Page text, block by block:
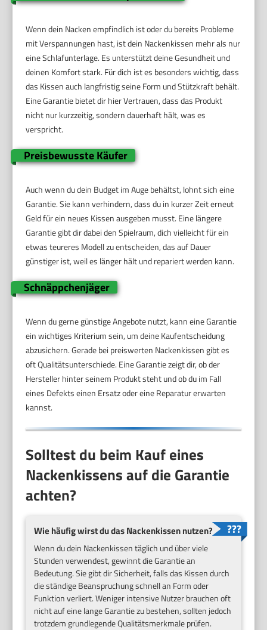
Wenn dein Nacken empfindlich ist oder du bereits Probleme
mit Verspannungen hast, ist dein Nackenkissen mehr als nur
eine Schlafunterlage. Es unterstützt deine Gesundheit und
deinen Komfort stark. Für dich ist es besonders wichtig, dass
das Kissen auch langfristig seine Form und Stützkraft behält.
Eine Garantie bietet dir hier Vertrauen, dass das Produkt
nicht nur kurzzeitig, sondern dauerhaft hält, was es
verspricht.
Preisbewusste Käufer
Auch wenn du dein Budget im Auge behältst, lohnt sich eine
Garantie. Sie kann verhindern, dass du in kurzer Zeit erneut
Geld für ein neues Kissen ausgeben musst. Eine längere
Garantie gibt dir dabei den Spielraum, dich vielleicht für ein
etwas teureres Modell zu entscheiden, das auf Dauer
günstiger ist, weil es länger hält und repariert werden kann.
Schnäppchenjäger
Wenn du gerne günstige Angebote nutzt, kann eine Garantie
ein wichtiges Kriterium sein, um deine Kaufentscheidung
abzusichern. Gerade bei preiswerten Nackenkissen gibt es
oft Qualitätsunterschiede. Eine Garantie zeigt dir, ob der
Hersteller hinter seinem Produkt steht und ob du im Fall
eines Defekts einen Ersatz oder eine Reparatur erwarten
kannst.
Solltest du beim Kauf eines
Nackenkissens auf die Garantie
achten?
Wie häufig wirst du das Nackenkissen nutzen?
Wenn du dein Nackenkissen täglich und über viele
Stunden verwendest, gewinnt die Garantie an
Bedeutung. Sie gibt dir Sicherheit, falls das Kissen durch
die ständige Beanspruchung schnell an Form oder
Funktion verliert. Weniger intensive Nutzer brauchen oft
nicht auf eine lange Garantie zu bestehen, sollten jedoch
trotzdem grundlegende Qualitätsmerkmale prüfen.